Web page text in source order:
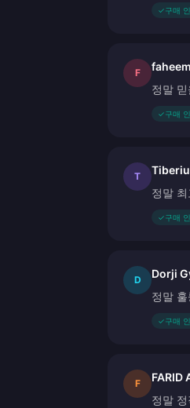
✓구매
F faheem
정말
✓구매
T
정말
✓구매
D Dorji
정말
✓구매
F FARID
정말